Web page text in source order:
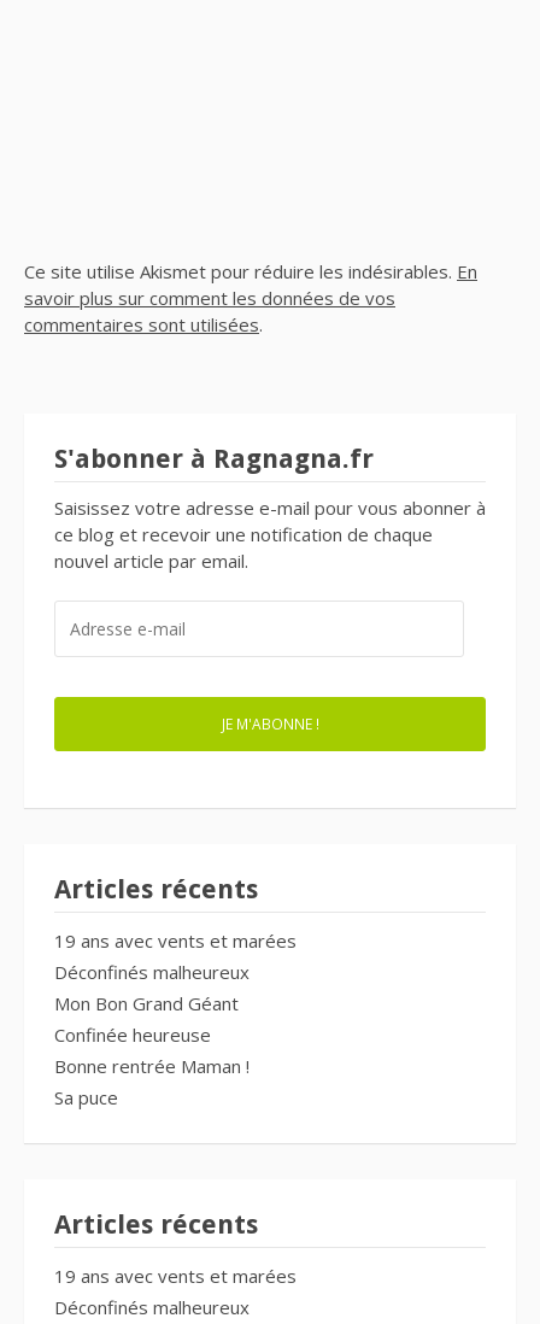
Ce site utilise Akismet pour réduire les indésirables. En
savoir plus sur comment les données de vos
commentaires sont utilisées.
S'abonner à Ragnagna.fr
Saisissez votre adresse e-mail pour vous abonner à
ce blog et recevoir une notification de chaque
nouvel article par email.
MAIL
JE M'ABONNE !
Articles récents
19 ans avec vents et marées
Déconfinés malheureux
Mon Bon Grand Géant
Confinée heureuse
Bonne rentrée Maman !
Sa puce
Articles récents
19 ans avec vents et marées
Déconfinés malheureux